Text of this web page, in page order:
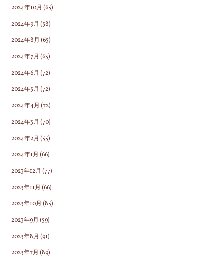
2024年10月 (65)
2024年9月 (58)
2024年8月 (65)
2024年7月 (63)
2024年6月 (72)
2024年5月 (72)
2024年4月 (72)
2024年3月 (70)
2024年2月 (55)
2024年1月 (66)
2023年12月 (77)
2023年11月 (66)
2023年10月 (85)
2023年9月 (59)
2023年8月 (91)
2023年7月 (89)